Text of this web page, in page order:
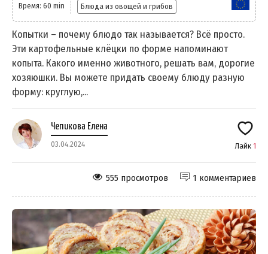
Время: 60 min Блюда из овощей и грибов
Копытки – почему блюдо так называется? Всё просто.
Эти картофельные клёцки по форме напоминают
копыта. Какого именно животного, решать вам, дорогие
хозяюшки. Вы можете придать своему блюду разную
форму: круглую,...
Чепикова Елена
03.04.2024 Лайк 1
1 комментариев
555 просмотров